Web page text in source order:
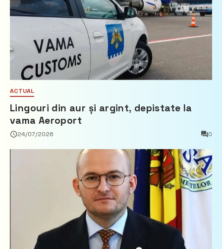
ACTUAL
Lingouri din aur și argint, depistate la
vama Aeroport
24/07/2026 0